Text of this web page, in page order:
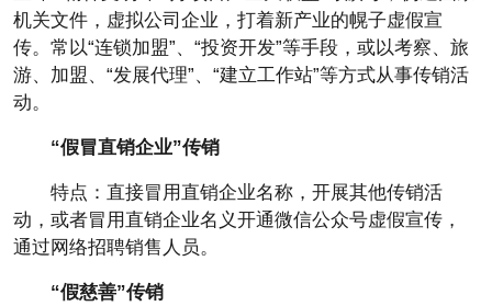
机关文件，虚拟公司企业，打着新产业的幌子虚假宣
传。常以“连锁加盟”、“投资开发”等手段，或以考察、旅
游、加盟、“发展代理”、“建立工作站”等方式从事传销活
动。
“假冒直销企业”传销
特点：直接冒用直销企业名称，开展其他传销活
动，或者冒用直销企业名义开通微信公众号虚假宣传，
通过网络招聘销售人员。
“假慈善”传销